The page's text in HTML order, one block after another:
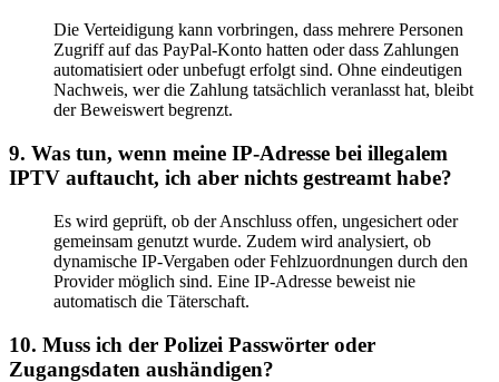
Die Verteidigung kann vorbringen, dass mehrere Personen
Zugriff auf das PayPal-Konto hatten oder dass Zahlungen
automatisiert oder unbefugt erfolgt sind. Ohne eindeutigen
Nachweis, wer die Zahlung tatsächlich veranlasst hat, bleibt
der Beweiswert begrenzt.
9. Was tun, wenn meine IP-Adresse bei illegalem
IPTV auftaucht, ich aber nichts gestreamt habe?
Es wird geprüft, ob der Anschluss offen, ungesichert oder
gemeinsam genutzt wurde. Zudem wird analysiert, ob
dynamische IP-Vergaben oder Fehlzuordnungen durch den
Provider möglich sind. Eine IP-Adresse beweist nie
automatisch die Täterschaft.
10. Muss ich der Polizei Passwörter oder
Zugangsdaten aushändigen?